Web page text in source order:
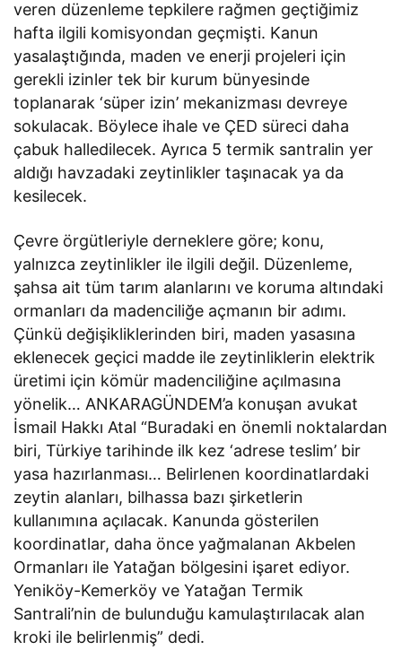
veren düzenleme tepkilere rağmen geçtiğimiz
hafta ilgili komisyondan geçmişti. Kanun
yasalaştığında, maden ve enerji projeleri için
gerekli izinler tek bir kurum bünyesinde
toplanarak ‘süper izin’ mekanizması devreye
sokulacak. Böylece ihale ve ÇED süreci daha
çabuk halledilecek. Ayrıca 5 termik santralin yer
aldığı havzadaki zeytinlikler taşınacak ya da
kesilecek.
Çevre örgütleriyle derneklere göre; konu,
yalnızca zeytinlikler ile ilgili değil. Düzenleme,
şahsa ait tüm tarım alanlarını ve koruma altındaki
ormanları da madenciliğe açmanın bir adımı.
Çünkü değişikliklerinden biri, maden yasasına
eklenecek geçici madde ile zeytinliklerin elektrik
üretimi için kömür madenciliğine açılmasına
yönelik… ANKARAGÜNDEM’a konuşan avukat
İsmail Hakkı Atal “Buradaki en önemli noktalardan
biri, Türkiye tarihinde ilk kez ‘adrese teslim’ bir
yasa hazırlanması… Belirlenen koordinatlardaki
zeytin alanları, bilhassa bazı şirketlerin
kullanımına açılacak. Kanunda gösterilen
koordinatlar, daha önce yağmalanan Akbelen
Ormanları ile Yatağan bölgesini işaret ediyor.
Yeniköy-Kemerköy ve Yatağan Termik
Santrali’nin de bulunduğu kamulaştırılacak alan
kroki ile belirlenmiş” dedi.